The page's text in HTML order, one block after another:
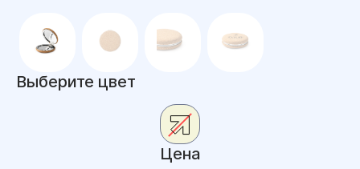
Выберите цвет
Цена